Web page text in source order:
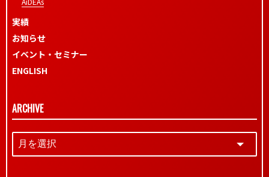
実績
お知らせ
イベント・セミナー
ENGLISH
ARCHIVE